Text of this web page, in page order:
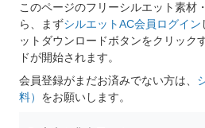
このページのフリーシルエット素材
ら、まずシルエットAC会員ログイン
ットダウンロードボタンをクリック
ドが開始されます。
会員登録がまだお済みでない方は、
料） をお願いします。